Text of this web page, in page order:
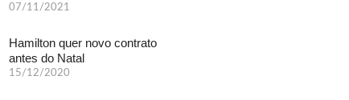
07/11/2021
Hamilton quer novo contrato
antes do Natal
15/12/2020